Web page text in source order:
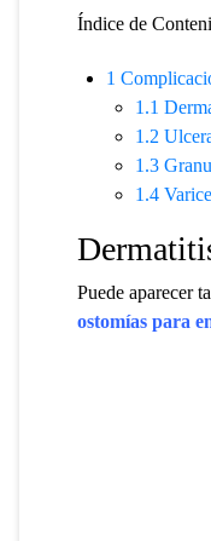
Índice de
1
1.1
1.2
1.3
1.4
Puede aparecer
ostomías para